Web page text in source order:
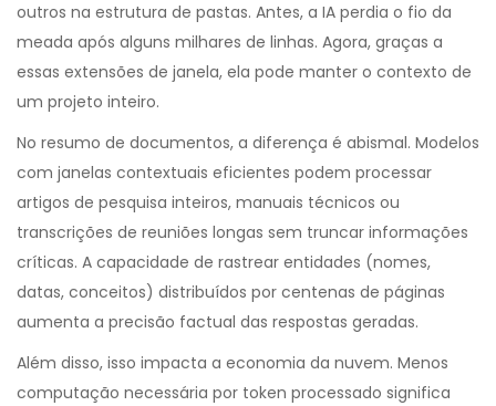
outros na estrutura de pastas. Antes, a IA perdia o fio da
meada após alguns milhares de linhas. Agora, graças a
essas extensões de janela, ela pode manter o contexto de
um projeto inteiro.
No resumo de documentos, a diferença é abismal. Modelos
com janelas contextuais eficientes podem processar
artigos de pesquisa inteiros, manuais técnicos ou
transcrições de reuniões longas sem truncar informações
críticas. A capacidade de rastrear entidades (nomes,
datas, conceitos) distribuídos por centenas de páginas
aumenta a precisão factual das respostas geradas.
Além disso, isso impacta a economia da nuvem. Menos
computação necessária por token processado significa